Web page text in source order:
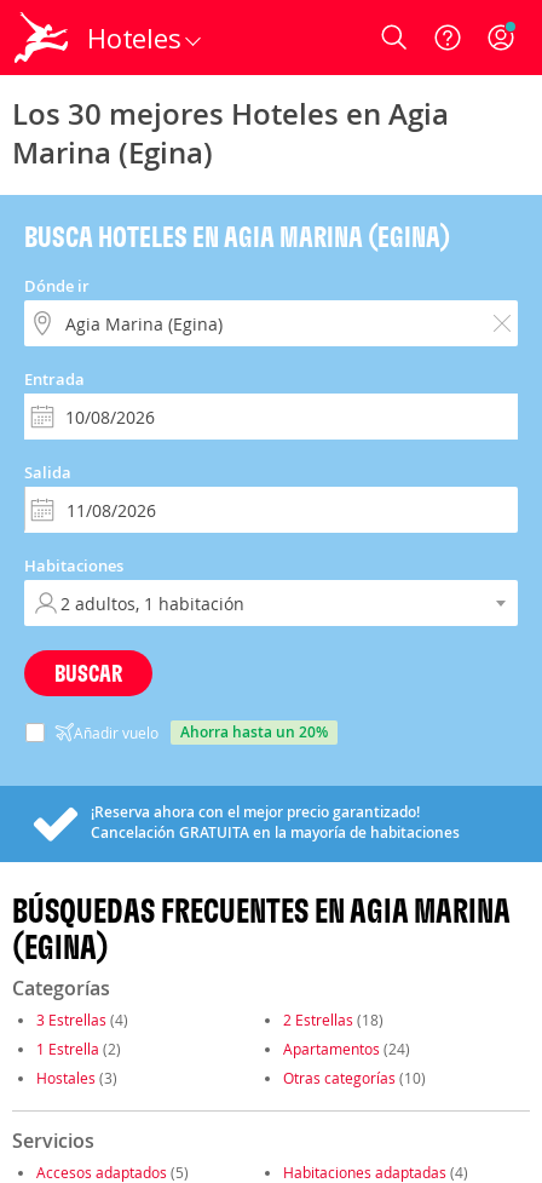
Hoteles Login
Los 30 mejores Hoteles en Agia
Marina (Egina)
BUSCA HOTELES EN AGIA MARINA (EGINA)
Dónde ir
Entrada
Salida
Habitaciones
BUSCAR
Añadir vuelo ahorra hasta un 20%
¡Reserva ahora con el mejor precio garantizado!
Cancelación GRATUITAen la mayoría de habitaciones
BÚSQUEDAS FRECUENTES EN AGIA MARINA
(EGINA)
Categorías
3 Estrellas (4) 2 Estrellas (18)
1 Estrella (2) Apartamentos (24)
Hostales (3) Otras categorías (10)
Servicios
Accesos adaptados (5) Habitaciones adaptadas (4)